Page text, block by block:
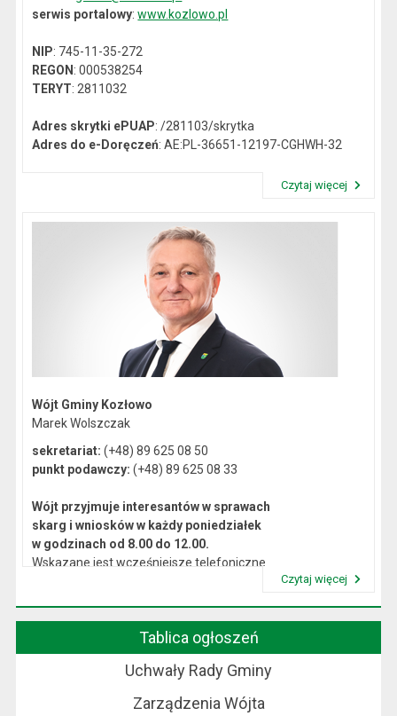
serwis portalowy:www.kozlowo.pl
NIP: 745-11-35-272
REGON: 000538254
TERYT: 2811032
Adres skrytki ePUAP: /281103/skrytka
Adres do e-Doręczeń: AE:PL-36651-12197-CGHWH-32
Czytaj więcej
Wójt Gminy Kozłowo
Marek Wolszczak
sekretariat: (+48) 89 625 08 50
punkt podawczy: (+48) 89 625 08 33
Wójt przyjmuje interesantów w sprawach
skarg i wniosków w każdy poniedziałek
w godzinach od 8.00 do 12.00.
Wskazane jest wcześniejsze telefoniczne
Czytaj więcej
Tablica ogłoszeń
Uchwały Rady Gminy
Zarządzenia Wójta